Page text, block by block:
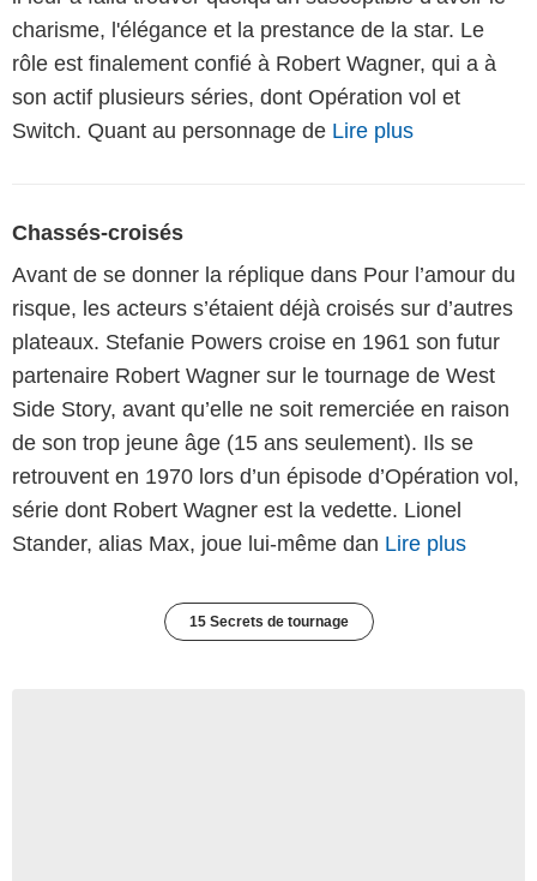
charisme, l'élégance et la prestance de la star. Le
rôle est finalement confié à Robert Wagner, qui a à
son actif plusieurs séries, dont Opération vol et
Switch. Quant au personnage de Lire plus
Chassés-croisés
Avant de se donner la réplique dans Pour l’amour du
risque, les acteurs s’étaient déjà croisés sur d’autres
plateaux. Stefanie Powers croise en 1961 son futur
partenaire Robert Wagner sur le tournage de West
Side Story, avant qu’elle ne soit remerciée en raison
de son trop jeune âge (15 ans seulement). Ils se
retrouvent en 1970 lors d’un épisode d’Opération vol,
série dont Robert Wagner est la vedette. Lionel
Stander, alias Max, joue lui-même dan Lire plus
15 Secrets de tournage